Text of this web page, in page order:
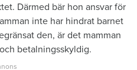
Därmed bär hon ansvar för
inte har hindrat barnet
den, är det mamman
betalningsskyldig.